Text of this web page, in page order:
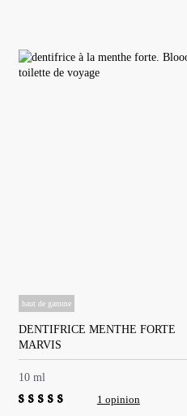
haut de gamme
DENTIFRICE MENTHE FORTE
MARVIS
10 ml
1 opinion